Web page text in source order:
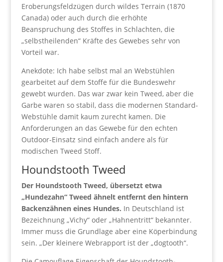
Eroberungsfeldzügen durch wildes Terrain (1870
Canada) oder auch durch die erhöhte
Beanspruchung des Stoffes in Schlachten, die
„selbstheilenden“ Kräfte des Gewebes sehr von
Vorteil war.
Anekdote: Ich habe selbst mal an Webstühlen
gearbeitet auf dem Stoffe für die Bundeswehr
gewebt wurden. Das war zwar kein Tweed, aber die
Garbe waren so stabil, dass die modernen Standard-
Webstühle damit kaum zurecht kamen. Die
Anforderungen an das Gewebe für den echten
Outdoor-Einsatz sind einfach andere als für
modischen Tweed Stoff.
Houndstooth Tweed
Der Houndstooth Tweed, übersetzt etwa
„Hundezahn“ Tweed ähnelt entfernt den hintern
Backenzähnen eines Hundes. In Deutschland ist
Bezeichnung „Vichy“ oder „Hahnentritt“ bekannter.
Immer muss die Grundlage aber eine Köperbindung
sein. „Der kleinere Webrapport ist der „dogtooth“.